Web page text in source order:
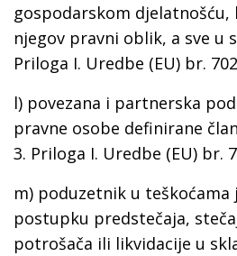
gospodarskom djelatnošću,
njegov pravni oblik, a sve u
Priloga I. Uredbe (EU) br.
l) povezana i partnerska
pravne osobe definirane
3. Priloga I. Uredbe (EU) br.
m) poduzetnik u teškoćama
postupku predstečaja,
potrošača ili likvidacije u